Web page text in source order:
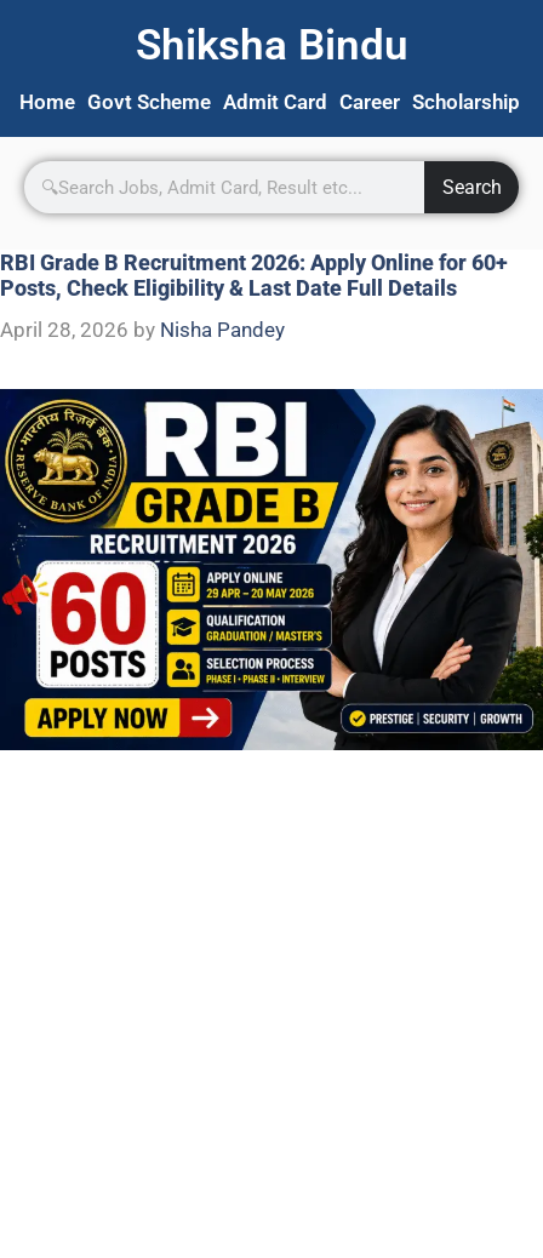
Shiksha Bindu
Home Govt Scheme Admit Card Career Scholarship
Search
RBI Grade B Recruitment 2026: Apply Online for 60+
Posts, Check Eligibility & Last Date Full Details
April 28, 2026 by Nisha Pandey